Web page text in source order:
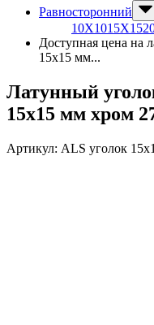
Равносторонний
10Х1015Х15
Доступная цена на
15х15 мм...
Латунный
15х15 мм хром
Артикул: ALS уголок